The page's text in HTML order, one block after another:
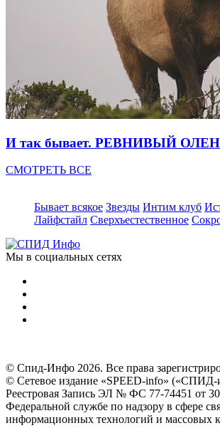
И так бывает. РЕВНИВЫЙ
СМОТРЕТЬ ВСЕ
Бывает всякое Звезды Интим клуб
Лайфстайл Сверхъестественное
Мы в социальных сетях
© Спид-Инфо 2026. Все права
© Сетевое издание «SPEED-info» («СПИД-
Реестровая Запись ЭЛ № ФС 77-74451 от
Федеральной службе по надзору в сфере
информационных технологий и массовых